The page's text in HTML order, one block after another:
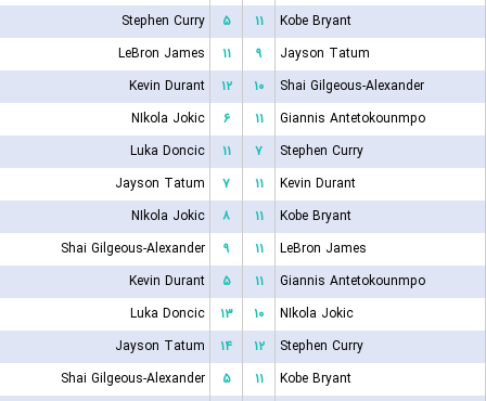
Stephen Curry
۵ ۱۱
Kobe Bryant
LeBron James
۱۱ ۹
Jayson Tatum
Kevin Durant
۱۲ ۱۰
Shai Gilgeous-Alexander
NIkola Jokic
۶ ۱۱
Giannis Antetokounmpo
Luka Doncic
۱۱ ۷
Stephen Curry
Jayson Tatum
۷ ۱۱
Kevin Durant
NIkola Jokic
۸ ۱۱
Kobe Bryant
Shai Gilgeous-Alexander
۹ ۱۱
LeBron James
Kevin Durant
۵ ۱۱
Giannis Antetokounmpo
Luka Doncic
۱۳ ۱۰
NIkola Jokic
Jayson Tatum
۱۴ ۱۲
Stephen Curry
Shai Gilgeous-Alexander
۵ ۱۱ Kobe Bryant